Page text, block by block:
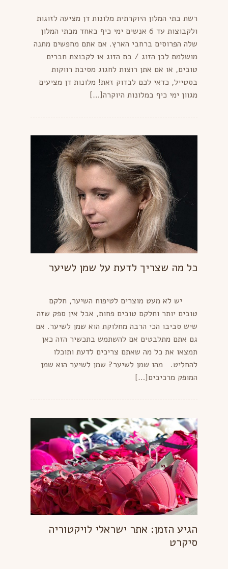
רשת בתי המלון היוקרתית מלונות דן מציעה לזוגות
ולקבוצות עד 6 אנשים ימי כיף באחד מבתי המלון
שלה הפרוסים ברחבי הארץ. אם אתם מחפשים מתנה
מושלמת לבן הזוג / בת הזוג או לקבוצת חברים
טובים, או אם אתן רוצות לחגוג מסיבת רווקות
בסטייל, כדאי לכם לבדוק זאת! מלונות דן מציעים
מגוון ימי כיף במלונות היוקרה[…]
כל מה שצריך לדעת על שמן לשיער
יש לא מעט מוצרים לטיפוח השיער, חלקם
טובים יותר וחלקם טובים פחות, אבל אין ספק שזה
שיש סביבו הכי הרבה מחלוקת הוא שמן לשיער. אם
גם אתם מתלבטים אם להשתמש בתכשיר הזה כאן
תמצאו את כל מה שאתם צריכים לדעת ותוכלו
להחליט. מהו שמן לשיער? שמן לשיער הוא שמן
המופק מרכיבים[…]
הגיע הזמן: אתר ישראלי לויקטוריה
סיקרט